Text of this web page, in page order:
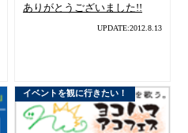
ありがとうございました!!
UPDATE:2012.8.13
イベントを観に行きたい！